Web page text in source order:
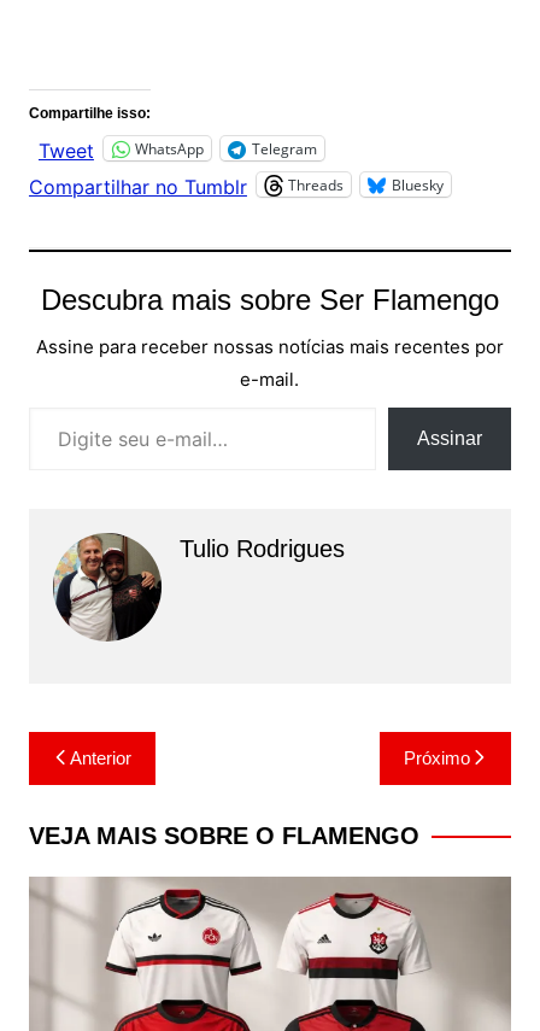
Compartilhe isso:
Tweet WhatsApp Telegram
Compartilhar no Tumblr Threads Bluesky
Descubra mais sobre Ser Flamengo
Assine para receber nossas notícias mais recentes por
e-mail.
Assinar
Tulio Rodrigues
Navegação
de
Post
Anterior Próximo
VEJA MAIS SOBRE O FLAMENGO